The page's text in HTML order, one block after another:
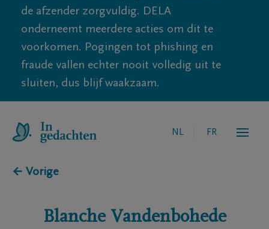
de afzender zorgvuldig. DELA
onderneemt meerdere acties om dit te
voorkomen. Pogingen tot phishing en
fraude vallen echter nooit volledig uit te
sluiten, dus blijf waakzaam.
NL FR
← Vorige
Blanche Vandenbohede